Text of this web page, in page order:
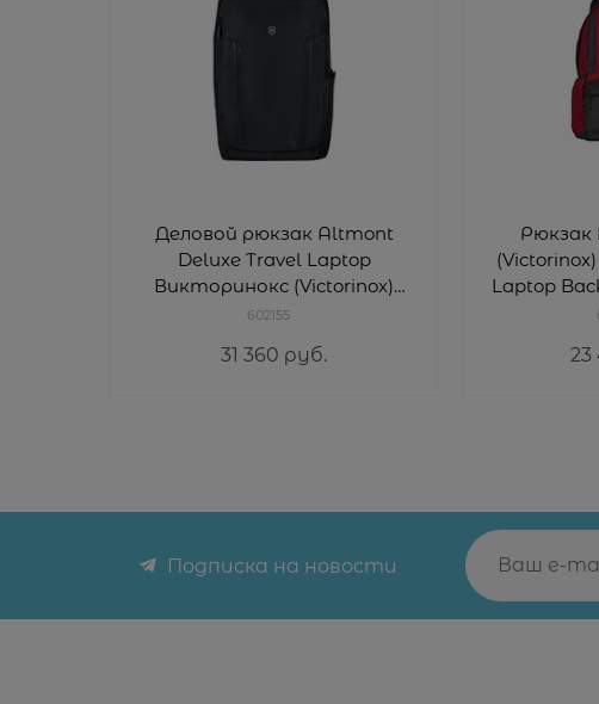
Деловой рюкзак Altmont
Deluxe Travel Laptop
Викторинокс (Victorinox)
602155
602155
31 360 руб.
Рюкзак
Laptop
23
Подписка на новости